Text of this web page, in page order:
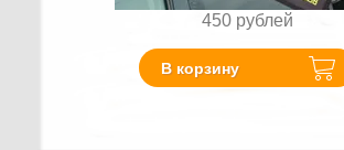
450 рублей
В корзину